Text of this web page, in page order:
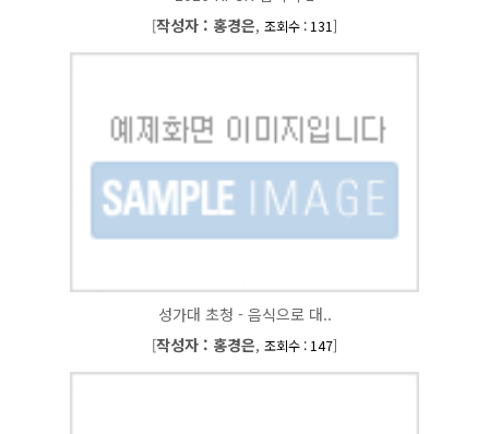
[작성자 : 홍경은, 조회수 : 131]
성가대 초청 - 음식으로 대..
[작성자 : 홍경은, 조회수 : 147]